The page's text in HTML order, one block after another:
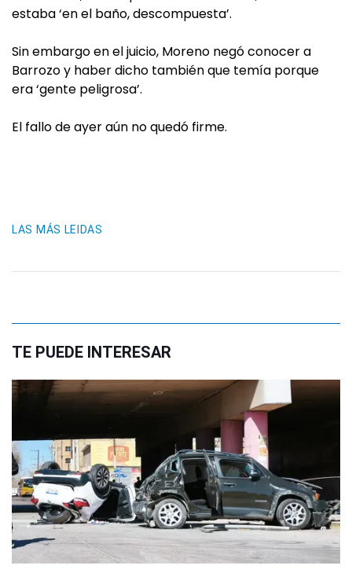
estaba ‘en el baño, descompuesta’.
Sin embargo en el juicio, Moreno negó conocer a
Barrozo y haber dicho también que temía porque
era ‘gente peligrosa’.
El fallo de ayer aún no quedó firme.
LAS MÁS LEIDAS
TE PUEDE INTERESAR